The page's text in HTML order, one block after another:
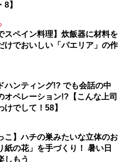
】
スペイン料理】炊飯器に材料を
けでおいしい「パエリア」の作
ハンティング!? でも会話の中
オペレーション!?【こんな上司
けでして！58】
こ】ハチの巣みたいな立体のお
紙の花」を手づくり！ 暑い日
しもう